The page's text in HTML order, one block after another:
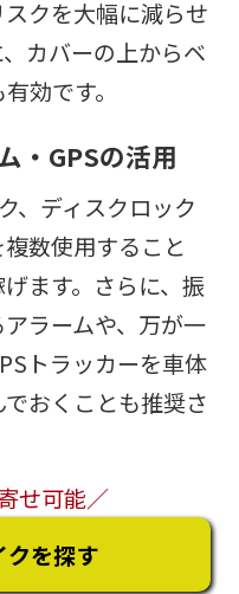
クを大幅に減らせ
カバーの上からベ
効です。
・GPSの活用
、ディスクロック
数使用すること
ます。さらに、振
ラームや、万が一
トラッカーを車体
おくことも推奨さ
せ可能／
クを探す